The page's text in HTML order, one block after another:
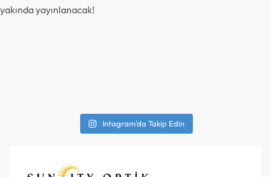
yakında yayınlanacak!
Intagram'da Takip Edin